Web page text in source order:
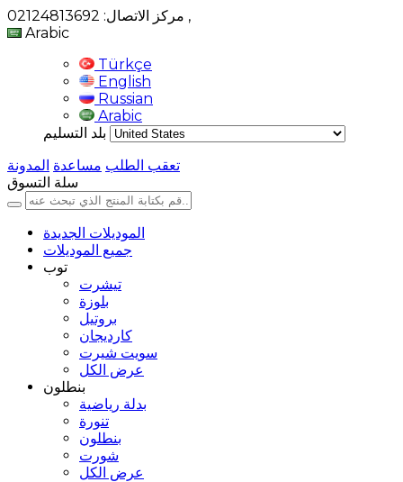
,
Arabic
Türkçe
English
Russian
Arabic
بلد التسليم
تعقب الطلب مساعدة المدونة
سلة التسوق
الموديلات الجديدة
جميع الموديلات
توب
تيشرت
بلوزة
بروتيل
كارديجان
سويت شيرت
عرض الكل
بنطلون
بدلة رياضية
تنورة
بنطلون
شورت
عرض الكل